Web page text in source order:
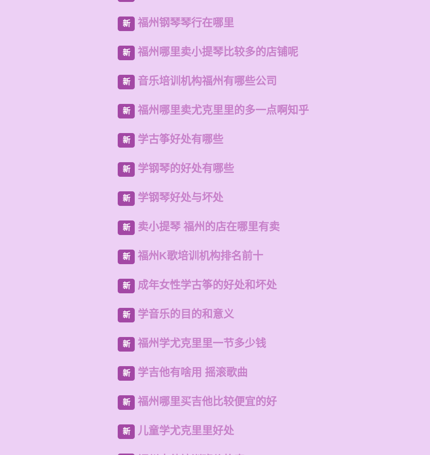
新 福州钢琴琴行在哪里
新 福州哪里卖小提琴比较多的店铺呢
新 音乐培训机构福州有哪些公司
新 福州哪里卖尤克里里的多一点啊知乎
新 学古筝好处有哪些
新 学钢琴的好处有哪些
新 学钢琴好处与坏处
新 卖小提琴 福州的店在哪里有卖
新 福州K歌培训机构排名前十
新 成年女性学古筝的好处和坏处
新 学音乐的目的和意义
新 福州学尤克里里一节多少钱
新 学吉他有啥用 摇滚歌曲
新 福州哪里买吉他比较便宜的好
新 儿童学尤克里里好处